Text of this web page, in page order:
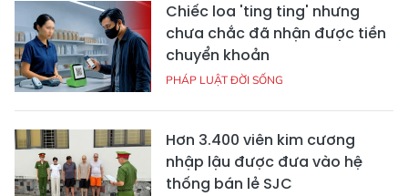
Chiếc loa 'ting ting' nhưng
chưa chắc đã nhận được tiền
chuyển khoản
PHÁP LUẬT ĐỜI SỐNG
Hơn 3.400 viên kim cương
nhập lậu được đưa vào hệ
thống bán lẻ SJC